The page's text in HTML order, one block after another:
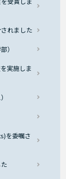
れました
）
実施しま
を委嘱さ